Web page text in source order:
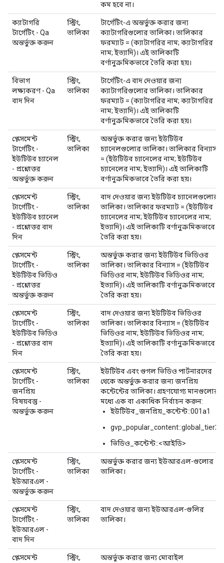
কম হবে না।
ক্যাটাগরি
টার্গেটিং - Qa
অন্তর্ভুক্ত করুন
স্ট্রিং,
তালিকা
টার্গেটিং-এ অন্তর্ভুক্ত করার জন্য
ক্যাটাগরিগুলোর তালিকা। তালিকার
ফরম্যাট = (ক্যাটাগরির নাম; ক্যাটাগরির
নাম; ইত্যাদি)। এই তালিকাটি
বর্ণানুক্রমিকভাবে তৈরি করা হয়।
বিভাগ
লক্ষ্যকরণ - Qa
বাদ দিন
স্ট্রিং,
তালিকা
টার্গেটিং-এ বাদ দেওয়ার জন্য
ক্যাটাগরিগুলোর তালিকা। তালিকার
ফরম্যাট = (ক্যাটাগরির নাম; ক্যাটাগরির
নাম; ইত্যাদি)। এই তালিকাটি
বর্ণানুক্রমিকভাবে তৈরি করা হয়।
প্লেসমেন্ট
টার্গেটিং -
ইউটিউব চ্যানেল
- প্রশ্নোত্তর
অন্তর্ভুক্ত করুন
স্ট্রিং,
তালিকা
অন্তর্ভুক্ত করার জন্য ইউটিউব
চ্যানেলগুলোর তালিকা। তালিকার বিন্যাস
= (ইউটিউব চ্যানেলের নাম; ইউটিউব
চ্যানেলের নাম; ইত্যাদি)। এই তালিকাটি
বর্ণানুক্রমিকভাবে তৈরি করা হয়।
প্লেসমেন্ট
টার্গেটিং -
ইউটিউব চ্যানেল
- প্রশ্নোত্তর বাদ
দিন
স্ট্রিং,
তালিকা
বাদ দেওয়ার জন্য ইউটিউব চ্যানেলগুলোর
তালিকা। তালিকার ফরম্যাট = (ইউটিউব
চ্যানেলের নাম; ইউটিউব চ্যানেলের নাম;
ইত্যাদি)। এই তালিকাটি বর্ণানুক্রমিকভাবে
তৈরি করা হয়।
প্লেসমেন্ট
টার্গেটিং -
ইউটিউব ভিডিও
- প্রশ্নোত্তর
অন্তর্ভুক্ত করুন
স্ট্রিং,
তালিকা
অন্তর্ভুক্ত করার জন্য ইউটিউব ভিডিওর
তালিকা। তালিকার বিন্যাস = (ইউটিউব
ভিডিওর নাম; ইউটিউব ভিডিওর নাম;
ইত্যাদি)। এই তালিকাটি বর্ণানুক্রমিকভাবে
তৈরি করা হয়।
প্লেসমেন্ট
টার্গেটিং -
ইউটিউব ভিডিও
- প্রশ্নোত্তর বাদ
দিন
স্ট্রিং,
তালিকা
বাদ দেওয়ার জন্য ইউটিউব ভিডিওর
তালিকা। তালিকার বিন্যাস = (ইউটিউব
ভিডিওর নাম; ইউটিউব ভিডিওর নাম;
ইত্যাদি)। এই তালিকাটি বর্ণানুক্রমিকভাবে
তৈরি করা হয়।
প্লেসমেন্ট
টার্গেটিং -
জনপ্রিয়
বিষয়বস্তু -
অন্তর্ভুক্ত করুন
স্ট্রিং,
তালিকা
ইউটিউব এবং গুগল ভিডিও পার্টনারদের
থেকে অন্তর্ভুক্ত করার জন্য জনপ্রিয়
কন্টেন্টের তালিকা। গ্রহণযোগ্য মানগুলোর
মধ্যে এক বা একাধিক নির্বাচন করুন:
ইউটিউব_জনপ্রিয়_কন্টেন্ট::001a1
gvp_popular_content::global_tier2
ভিডিও_কন্টেন্ট::<আইডি>
প্লেসমেন্ট
টার্গেটিং -
ইউআরএল -
অন্তর্ভুক্ত করুন
স্ট্রিং,
তালিকা
অন্তর্ভুক্ত করার জন্য ইউআরএল-গুলোর
তালিকা।
প্লেসমেন্ট
টার্গেটিং -
ইউআরএল -
বাদ দিন
স্ট্রিং,
তালিকা
বাদ দেওয়ার জন্য ইউআরএল-গুলির
তালিকা।
প্লেসমেন্ট স্ট্রিং, অন্তর্ভুক্ত করার জন্য মোবাইল